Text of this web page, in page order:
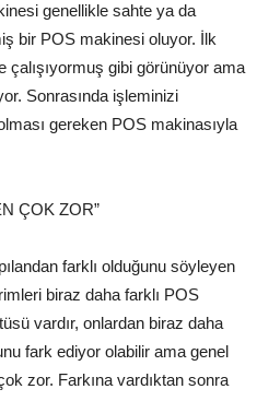
genellikle sahte ya da
bir POS makinesi oluyor. İlk
gibi görünüyor ama
Sonrasında işleminizi
gereken POS makinasıyla
ÇOK ZOR”
farklı olduğunu söyleyen
biraz daha farklı POS
vardır, onlardan biraz daha
fark ediyor olabilir ama genel
zor. Farkına vardıktan sonra